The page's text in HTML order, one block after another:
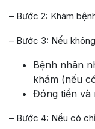
– Bước 2: Khám
– Bước 3: Nếu
Bệnh nhân
khám (nếu
Đóng tiền và
– Bước 4: Nếu có